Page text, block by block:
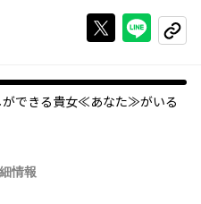
Xで投稿する
ライン
コピー
ができる貴女≪あなた≫がいる
ひとりきりで過ごす二人。 そ
情報